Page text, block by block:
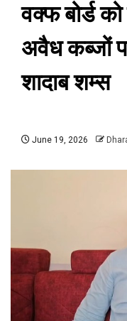
वक्फ बोर्ड
अवैध कब्जों
शादाब शम्स
June 19, 2026